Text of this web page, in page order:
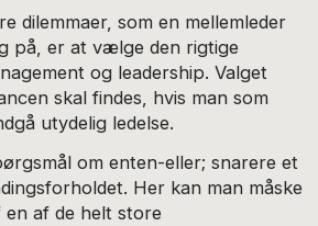
dilemmaer, som en mellemleder
på, er at vælge den rigtige
og leadership. Valget
skal findes, hvis man som
utydelig ledelse.
om enten-eller; snarere et
Her kan man måske
en af de helt store